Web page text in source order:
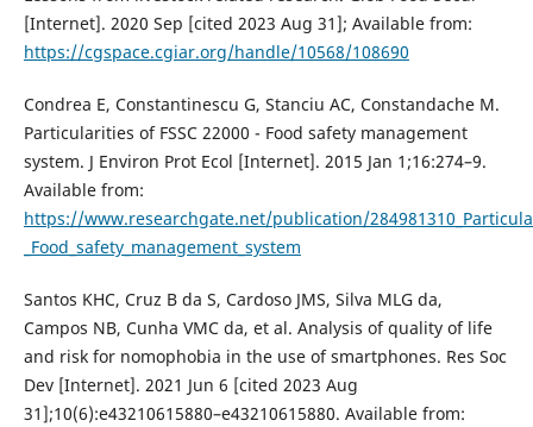
[Internet]. 2020 Sep [cited 2023 Aug 31]; Available from:
https://cgspace.cgiar.org/handle/10568/108690
Condrea E, Constantinescu G, Stanciu AC, Constandache M.
Particularities of FSSC 22000 - Food safety management
system. J Environ Prot Ecol [Internet]. 2015 Jan 1;16:274–9.
Available from:
https://www.researchgate.net/publication/
_Food_safety_management_system
Santos KHC, Cruz B da S, Cardoso JMS, Silva MLG da,
Campos NB, Cunha VMC da, et al. Analysis of quality of life
and risk for nomophobia in the use of smartphones. Res Soc
Dev [Internet]. 2021 Jun 6 [cited 2023 Aug
31];10(6):e43210615880–e43210615880. Available from: